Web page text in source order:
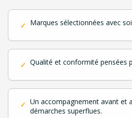
✓ Marques sélectionnées avec
✓ Qualité et conformité pensées
✓ Un accompagnement avant et
démarches superflues.